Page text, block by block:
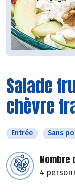
Salade
chèvre
Entrée Sans
Nombre
4